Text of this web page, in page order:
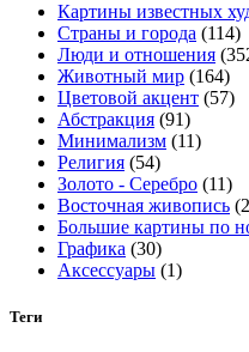
на
странице
товара.
Картины известных
Страны и города (114)
Люди и отношения
Животный мир (164)
Цветовой акцент (57)
Абстракция (91)
Минимализм (11)
Религия (54)
Золото - Серебро (11)
Восточная живопись
Большие картины по
Графика (30)
Аксессуары (1)
Теги